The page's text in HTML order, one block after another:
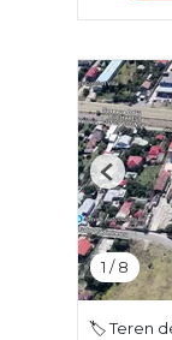
1 /8
Previous
🏷️ Teren